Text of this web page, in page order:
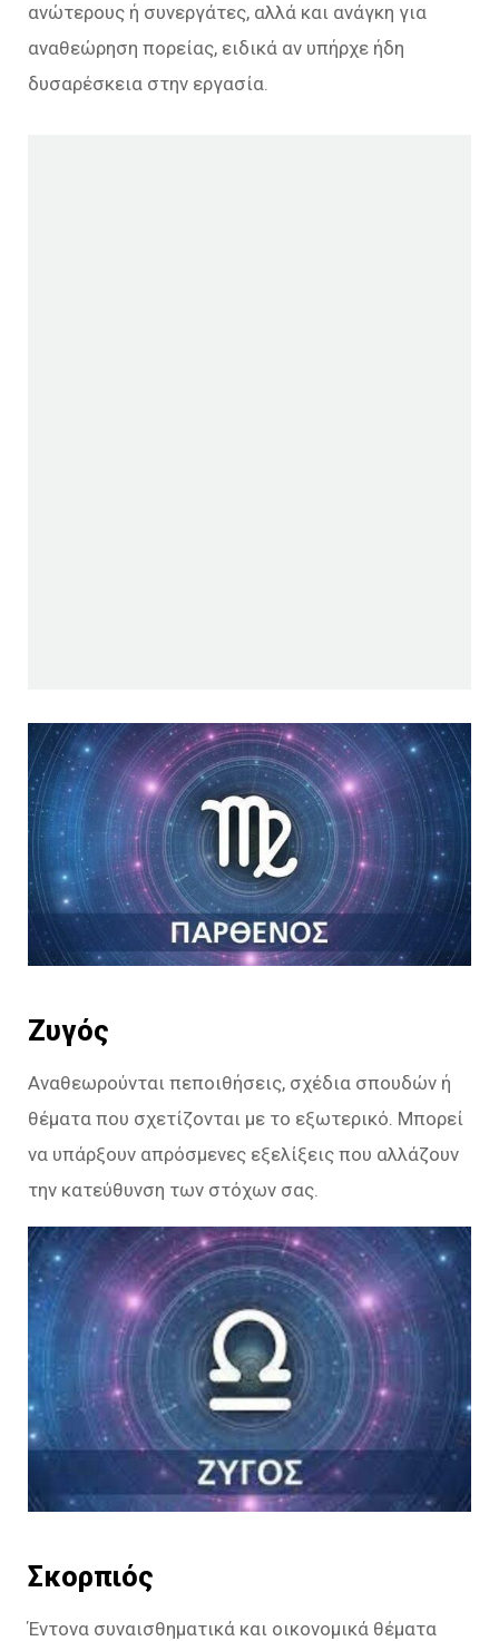
ανώτερους ή συνεργάτες, αλλά και ανάγκη για
αναθεώρηση πορείας, ειδικά αν υπήρχε ήδη
δυσαρέσκεια στην εργασία.
Ζυγός
Αναθεωρούνται πεποιθήσεις, σχέδια σπουδών ή
θέματα που σχετίζονται με το εξωτερικό. Μπορεί
να υπάρξουν απρόσμενες εξελίξεις που αλλάζουν
την κατεύθυνση των στόχων σας.
Σκορπιός
Έντονα συναισθηματικά και οικονομικά θέματα